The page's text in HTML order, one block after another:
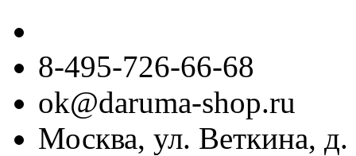
8-495-726-66-68
ok@daruma-shop.ru
Москва, ул. Веткина, д.